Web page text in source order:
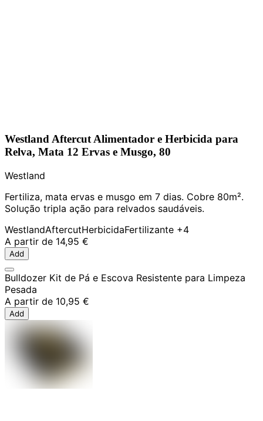
Westland Aftercut Alimentador e Herbicida para
Relva, Mata 12 Ervas e Musgo, 80
Westland
Fertiliza, mata ervas e musgo em 7 dias. Cobre 80m².
Solução tripla ação para relvados saudáveis.
WestlandAftercutHerbicidaFertilizante +4
A partir de 14,95 €
Add
Bulldozer Kit de Pá e Escova Resistente para Limpeza
Pesada
A partir de 10,95 €
Add